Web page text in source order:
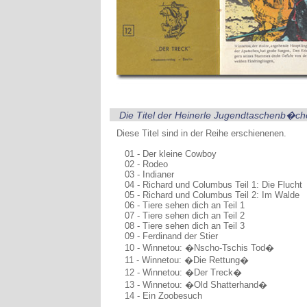
Die Titel der Heinerle
Diese Titel sind in der Reihe erschienenen.
01 - Der kleine Cowboy
02 - Rodeo
03 - Indianer
04 - Richard und Columbus Teil 1: Die Flucht
05 - Richard und Columbus Teil 2: Im Walde
06 - Tiere sehen dich an Teil 1
07 - Tiere sehen dich an Teil 2
08 - Tiere sehen dich an Teil 3
09 - Ferdinand der Stier
10 - Winnetou: �Nscho-Tschis Tod�
11 - Winnetou: �Die Rettung�
12 - Winnetou: �Der Treck�
13 - Winnetou: �Old Shatterhand�
14 - Ein Zoobesuch